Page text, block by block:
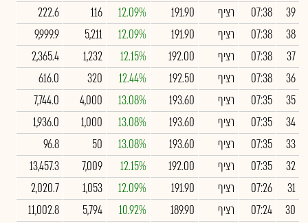
39
07:38 רציף 191.90
12.09%
116
222.6
38
07:38 רציף 191.90
12.09%
5,211
9,999.9
37
07:38 רציף 192.00
12.15%
1,232
2,365.4
36
07:38 רציף 192.50
12.44%
320
616.0
35
07:35 רציף 193.60
13.08%
4,000
7,744.0
34
07:35 רציף 193.60
13.08%
1,000
1,936.0
33
07:35 רציף 193.60
13.08%
50
96.8
32
07:35 רציף 192.00
12.15%
7,009
13,457.3
31
07:26 רציף 191.90
12.09%
1,053
2,020.7
30
07:24 רציף 189.90
10.92%
5,794
11,002.8